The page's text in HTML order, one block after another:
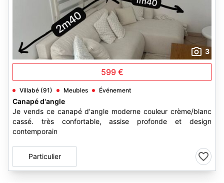
3
599 €
Villabé (91) Meubles Événement
Canapé d'angle
Je vends ce canapé d'angle moderne couleur crème/blanc
cassé. très confortable, assise profonde et design
contemporain
Particulier